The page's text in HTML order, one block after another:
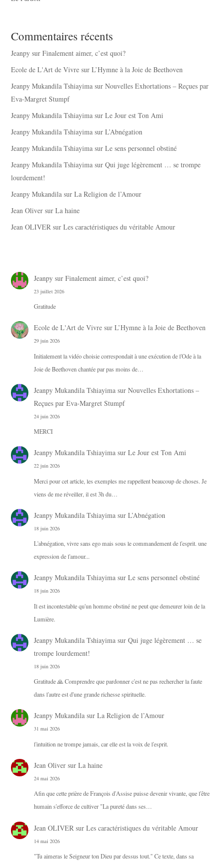
Commentaires récents
Jeanpy surFinalement aimer, c’est quoi?
Ecole de L'Art de Vivre surL’Hymne à la Joie de Beethoven
Jeanpy Mukandila Tshiayima surNouvelles Exhortations – Reçues par
Eva-Margret Stumpf
Jeanpy Mukandila Tshiayima surLe Jour est Ton Ami
Jeanpy Mukandila Tshiayima surL’Abnégation
Jeanpy Mukandila Tshiayima surLe sens personnel obstiné
Jeanpy Mukandila Tshiayima surQui juge légèrement … se trompe
lourdement!
Jeanpy Mukandila surLa Religion de l’Amour
Jean Oliver surLa haine
Jean OLIVER surLes caractéristiques du véritable Amour
Jeanpysur Finalement aimer, c’est quoi?
23 juillet 2026
Gratitude
Ecole de L'Art de Vivresur L’Hymne à la Joie de Beethoven
29 juin 2026
Initialement la vidéo choisie correspondait à une exécution de l'Ode à la
Joie de Beethoven chantée par pas moins de…
Jeanpy Mukandila Tshiayimasur Nouvelles Exhortations –
Reçues par Eva-Margret Stumpf
24 juin 2026
MERCI
Jeanpy Mukandila Tshiayimasur Le Jour est Ton Ami
22 juin 2026
Merci pour cet article, les exemples me rappellent beaucoup de choses. Je
viens de me réveiller, il est 3h du…
Jeanpy Mukandila Tshiayimasur L’Abnégation
18 juin 2026
L'abnégation, vivre sans ego mais sous le commandement de l'esprit. une
expression de l'amour...
Jeanpy Mukandila Tshiayimasur Le sens personnel obstiné
18 juin 2026
Il est incontestable qu'un homme obstiné ne peut que demeurer loin de la
Lumière.
Jeanpy Mukandila Tshiayimasur Qui juge légèrement … se
trompe lourdement!
18 juin 2026
Gratitude 🙏 Comprendre que pardonner c'est ne pas rechercher la faute
dans l'autre est d'une grande richesse spirituelle.
Jeanpy Mukandilasur La Religion de l’Amour
31 mai 2026
l'intuition ne trompe jamais, car elle est la voix de l'esprit.
Jean Oliversur La haine
24 mai 2026
Afin que cette prière de François d'Assise puisse devenir vivante, que l'être
humain s'efforce de cultiver "La pureté dans ses…
Jean OLIVER sur Les caractéristiques du véritable Amour
14 mai 2026
"Tu aimeras le Seigneur ton Dieu par dessus tout." Ce texte, dans sa